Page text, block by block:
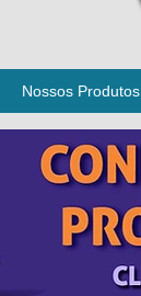
Nossos Produtos